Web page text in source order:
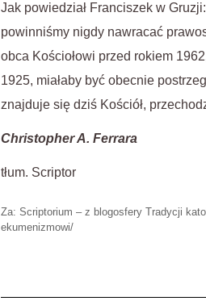
Jak powiedział Franciszek w
powinniśmy nigdy nawracać
obca Kościołowi przed rokiem
1925, miałaby być obecnie
znajduje się dziś Kościół,
Christopher A. Ferrara
tłum. Scriptor
Za: Scriptorium – z blogosfery Tradycji
ekumenizmowi/